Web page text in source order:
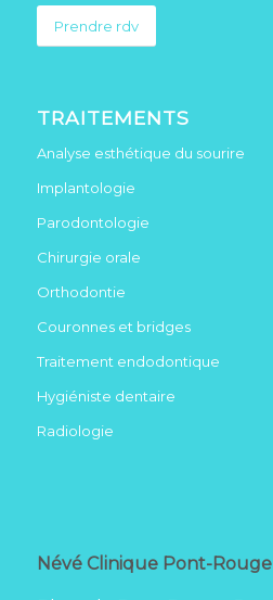
Prendre rdv
TRAITEMENTS
Analyse esthétique du sourire
Implantologie
Parodontologie
Chirurgie orale
Orthodontie
Couronnes et bridges
Traitement endodontique
Hygiéniste dentaire
Radiologie
Névé Clinique Pont-Rouge